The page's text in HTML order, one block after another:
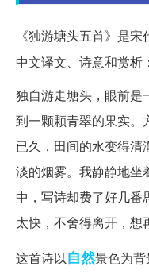
《独游塘头五首》是宋
中文译文、诗意和赏析：
独自游走塘头，眼前是
到一颗颗青翠的果实。
已久，田间的水变得清
淡的烟雾。我静静地坐
中，写诗却费了好几
太快，不舍得离开，想
这首诗以自然景色为